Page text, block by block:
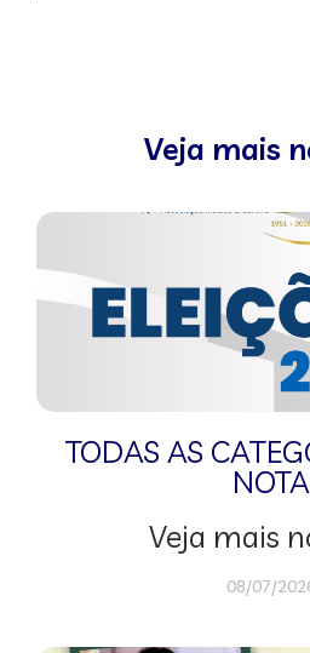
Veja mais
TODAS AS
NOTA
Veja mais
08/07/